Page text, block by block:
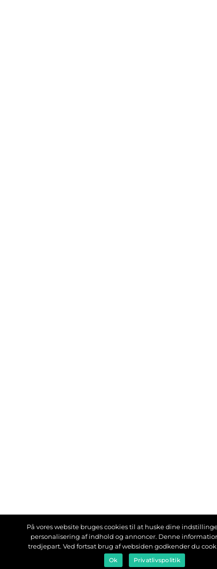
På vores website bruges cookies til at huske dine
personalisering af indhold og annoncer. Denne
tredjepart. Ved fortsat brug af websiden godkender du
Ok Privatlivspolitik